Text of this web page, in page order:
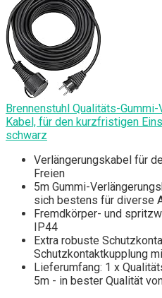
Brennenstuhl Qualitäts-
Kabel, für den kurzfristigen
schwarz
Verlängerungskabel für
Freien
5m Gummi-
sich bestens für diverse
Fremdkörper- und
IP44
Extra robuste
Schutzkontaktkupplung
Lieferumfang: 1 x
5m - in bester Qualität